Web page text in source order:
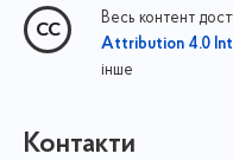
Весь контент
Attribution 4.0
інше
Контакти